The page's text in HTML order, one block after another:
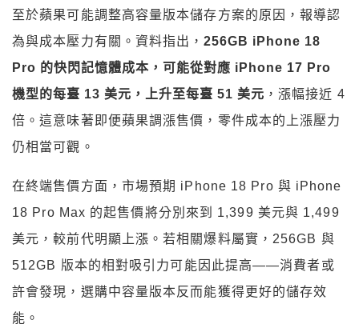
至於蘋果可能調整高容量版本儲存方案的原因，報導認
為與成本壓力有關。資料指出，256GB iPhone 18
Pro 的快閃記憶體成本，可能從對應 iPhone 17 Pro
機型的每臺 13 美元，上升至每臺 51 美元 ，漲幅接近 4
倍。這意味著即便蘋果調漲售價，零件成本的上漲壓力
仍相當可觀。
在終端售價方面，市場預期 iPhone 18 Pro 與 iPhone
18 Pro Max 的起售價將分別來到 1,399 美元與 1,499
美元，較前代明顯上漲。若相關爆料屬實，256GB 與
512GB 版本的相對吸引力可能因此提高——消費者或
許會發現，選購中容量版本反而能獲得更好的儲存效
能。